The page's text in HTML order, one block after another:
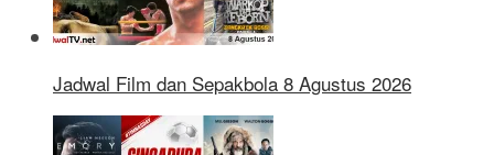
Jadwal Film dan Sepakbola 8 Agustus 2026